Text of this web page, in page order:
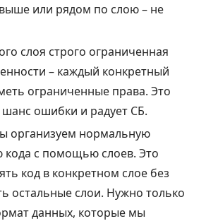
или рядом по слою – не
слоя строго ограниченная
– каждый конкретный
ограниченные права. Это
ошибки и радует СБ.
организуем нормальную
кода с помощью слоев. Это
код в конкретном слое без
остальные слои. Нужно только
данных, которые мы